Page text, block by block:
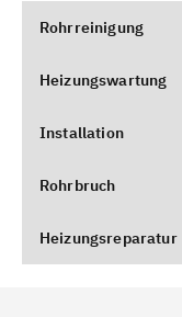
Rohrreinigung
Heizungswartung
Installation
Rohrbruch
Heizungsreparatur